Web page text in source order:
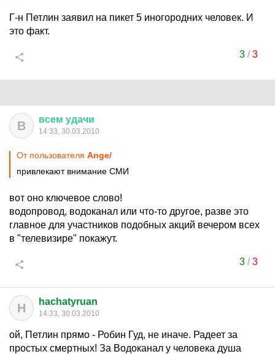
Г-н Петлин заявил на пикет 5 иногородних человек. И
это факт.
3/3
В всем удачи
14:33, 30.03.2010
От пользователя Ange/
привлекают внимание СМИ
вот оно ключевое слово!
водопровод, водоканал или что-то другое, разве это
главное для участников подобных акций вечером всех
в "телевизире" покажут.
3/3
H hachatyruan
14:33, 30.03.2010
ой, Петлин прямо - Робин Гуд, не иначе. Радеет за
простых смертных! За Водоканал у человека душа